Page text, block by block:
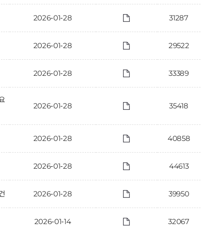
2026-01-28 31287
2026-01-28 29522
2026-01-28 33389
2026-01-28 35418
2026-01-28 40858
2026-01-28 44613
2026-01-28 39950
2026-01-14 32067